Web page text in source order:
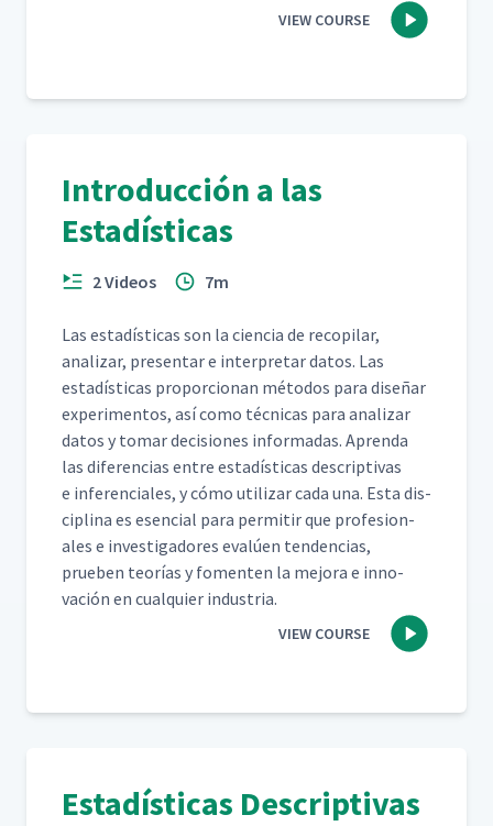
VIEW COURSE
Introducción a las
Estadísticas
2 Videos 7m
Las estadís­ti­cas son la cien­cia de recopi­lar,
analizar, pre­sen­tar e inter­pre­tar datos. Las
estadís­ti­cas pro­por­cio­nan méto­dos para dis­eñar
exper­i­men­tos, así como téc­ni­cas para analizar
datos y tomar deci­siones infor­madas. Apren­da
las difer­en­cias entre estadís­ti­cas descrip­ti­vas
e infer­en­ciales, y cómo uti­lizar cada una. Esta dis­
ci­plina es esen­cial para per­mi­tir que pro­fe­sion­
ales e inves­ti­gadores evalúen ten­den­cias,
prueben teorías y fomenten la mejo­ra e inno­
vación en cualquier industria.
VIEW COURSE
Estadísticas Descriptivas